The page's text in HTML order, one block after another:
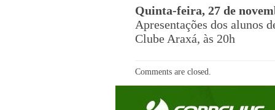
Quinta-feira, 27 de
Apresentações dos alunos
Clube Araxá, às 20h
Comments are closed.